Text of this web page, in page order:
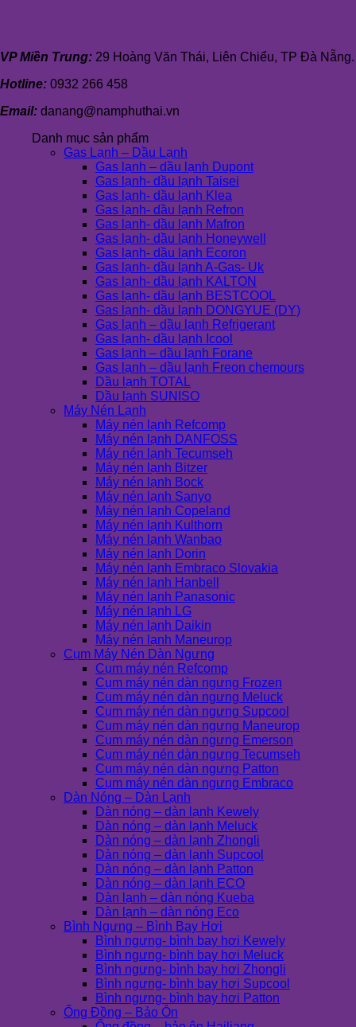
VP Miền Trung: 29 Hoàng Văn Thái, Liên Chiểu, TP Đà Nẵng.
Hotline: 0932 266 458
Email: danang@namphuthai.vn
Danh mục sản phẩm
Gas Lạnh – Dầu Lạnh
Gas lạnh – dầu lạnh Dupont
Gas lạnh- dầu lạnh Taisei
Gas lạnh- dầu lạnh Klea
Gas lạnh- dầu lạnh Refron
Gas lạnh- dầu lạnh Mafron
Gas lạnh- dầu lạnh Honeywell
Gas lạnh- dầu lạnh Ecoron
Gas lạnh- dầu lạnh A-Gas- Uk
Gas lạnh- dầu lạnh KALTON
Gas lạnh- dầu lạnh BESTCOOL
Gas lạnh- dầu lạnh DONGYUE (DY)
Gas lạnh – dầu lạnh Refrigerant
Gas lạnh- dầu lạnh Icool
Gas lạnh – dầu lạnh Forane
Gas lạnh – dầu lạnh Freon chemours
Dầu lạnh TOTAL
Dầu lạnh SUNISO
Máy Nén Lạnh
Máy nén lạnh Refcomp
Máy nén lạnh DANFOSS
Máy nén lạnh Tecumseh
Máy nén lạnh Bitzer
Máy nén lạnh Bock
Máy nén lạnh Sanyo
Máy nén lạnh Copeland
Máy nén lạnh Kulthorn
Máy nén lạnh Wanbao
Máy nén lạnh Dorin
Máy nén lạnh Embraco Slovakia
Máy nén lạnh Hanbell
Máy nén lạnh Panasonic
Máy nén lạnh LG
Máy nén lạnh Daikin
Máy nén lạnh Maneurop
Cụm Máy Nén Dàn Ngưng
Cụm máy nén Refcomp
Cụm máy nén dàn ngưng Frozen
Cụm máy nén dàn ngưng Meluck
Cụm máy nén dàn ngưng Supcool
Cụm máy nén dàn ngưng Maneurop
Cụm máy nén dàn ngưng Emerson
Cụm máy nén dàn ngưng Tecumseh
Cụm máy nén dàn ngưng Patton
Cụm máy nén dàn ngưng Embraco
Dàn Nóng – Dàn Lạnh
Dàn nóng – dàn lạnh Kewely
Dàn nóng – dàn lạnh Meluck
Dàn nóng – dàn lạnh Zhongli
Dàn nóng – dàn lạnh Supcool
Dàn nóng – dàn lạnh Patton
Dàn nóng – dàn lạnh ECO
Dàn lạnh – dàn nóng Kueba
Dàn lạnh – dàn nóng Eco
Bình Ngưng – Bình Bay Hơi
Bình ngưng- bình bay hơi Kewely
Bình ngưng- bình bay hơi Meluck
Bình ngưng- bình bay hơi Zhongli
Bình ngưng- bình bay hơi Supcool
Bình ngưng- bình bay hơi Patton
Ống Đồng – Bảo Ôn